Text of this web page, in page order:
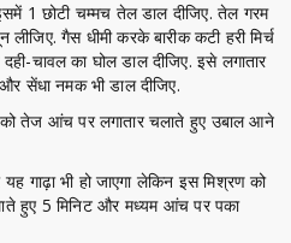
1 छोटी चम्मच तेल डाल दीजिए. तेल गरम
गैस धीमी करके बारीक कटी हरी मिर्च
चावल का घोल डाल दीजिए. इसे लगातार
सेंधा नमक भी डाल दीजिए.
तेज आंच पर लगातार चलाते हुए उबाल आने
गाढ़ा भी हो जाएगा लेकिन इस मिश्रण को
हुए 5 मिनिट और मध्यम आंच पर पका